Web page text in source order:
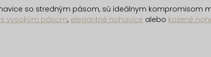
so stredným pásom, sú ideálnym kompromisom
vysokým pásom, elegantné nohavice alebo kožené